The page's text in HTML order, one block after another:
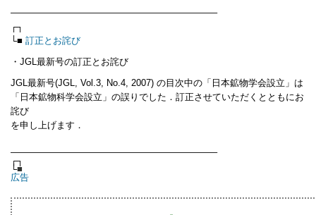
——————————————————————–
┌┐
└■ 訂正とお詫び
・JGL最新号の訂正とお詫び
JGL最新号(JGL, Vol.3, No.4, 2007) の目次中の「日本鉱物学会設立」は
「日本鉱物科学会設立」の誤りでした．訂正させていただくとともにお
詫び
を申し上げます．
——————————————————————–
┌┐
└■
広告